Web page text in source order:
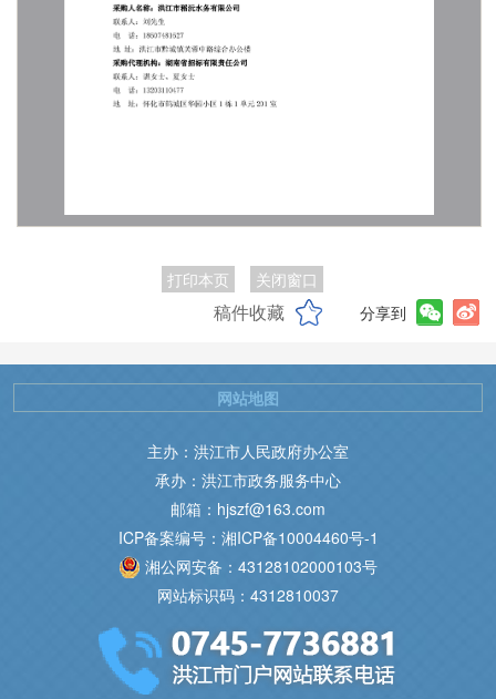
打印本页 关闭窗口
稿件收藏 分享到
主办：洪江市人民政府办公室
承办：洪江市政务服务中心
邮箱：hjszf@163.com
ICP备案编号：湘ICP备10004460号-1
湘公网安备：43128102000103号
网站标识码：4312810037
网站地图